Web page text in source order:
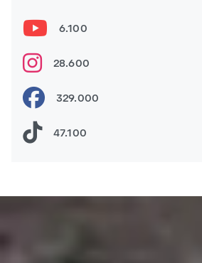
New Balance Furon V7+
Sommes-nous face à la
VITESSE? - adidas F50
6.100
28.600
329.000
47.100